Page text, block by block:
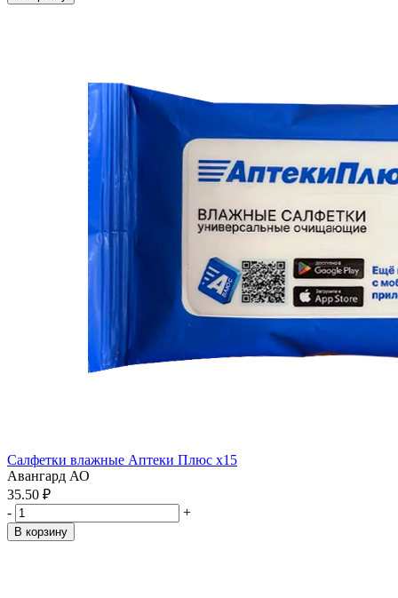
Салфетки влажные Аптеки Плюс x15
Авангард АО
35.50 ₽
-
+
В корзину